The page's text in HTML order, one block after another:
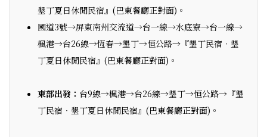
墾丁夏日休閒民宿』(巴東餐廳正對面)。
國道3號→屏東南州交流道→台一線→水底寮→台一線→
楓港→台26線→恆春→墾丁→恒公路→『墾丁民宿‧墾
丁夏日休閒民宿』(巴東餐廳正對面)。
東部出發： 台9線→楓港→台26線→墾丁→恒公路→『墾
丁民宿‧墾丁夏日休閒民宿』(巴東餐廳正對面)。